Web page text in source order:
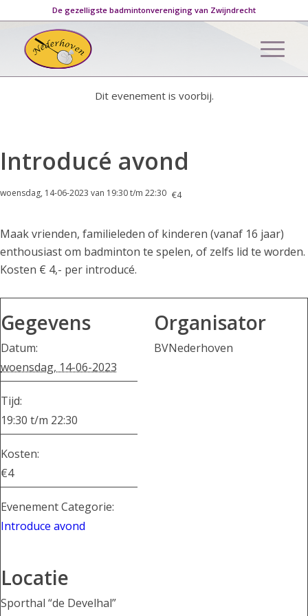
De gezelligste badmintonvereniging van Zwijndrecht
Dit evenement is voorbij.
Introducé avond
woensdag, 14-06-2023 van 19:30t/m 22:30 €4
Maak vrienden, familieleden of kinderen (vanaf 16 jaar)
enthousiast om badminton te spelen, of zelfs lid te worden.
Kosten € 4,- per introducé.
Gegevens
Datum:
woensdag, 14-06-2023
Tijd:
19:30 t/m 22:30
Kosten:
€4
Evenement Categorie:
Introduce avond
Locatie
Sporthal “de Develhal”
Organisator
BVNederhoven